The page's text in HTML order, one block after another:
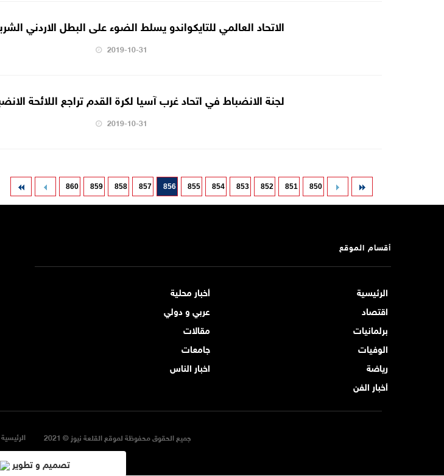
الاتحاد العالمي للتايكواندو يسلط الضوء على البطل الاردني
2019-10-31
لجنة الانضباط في اتحاد غرب آسيا لكرة القدم تراجع اللائحة
2019-10-31
850
851
852
853
854
855
856
857
858
859
860
أقسام الموقع
الرئيسية
أخبار محلية
اقتصاد
عربي و دولي
برلمانيات
مقالات
الوفيات
جامعات
رياضة
اخبار الناس
أخبار الفن
جميع الحقوق محفوظة لموقع القلعة نيوز © 2021 الرئيسية
تصميم و تطوير